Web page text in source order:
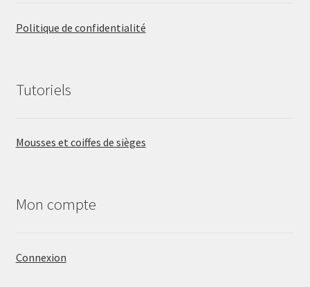
Politique de confidentialité
Tutoriels
Mousses et coiffes de sièges
Mon compte
Connexion